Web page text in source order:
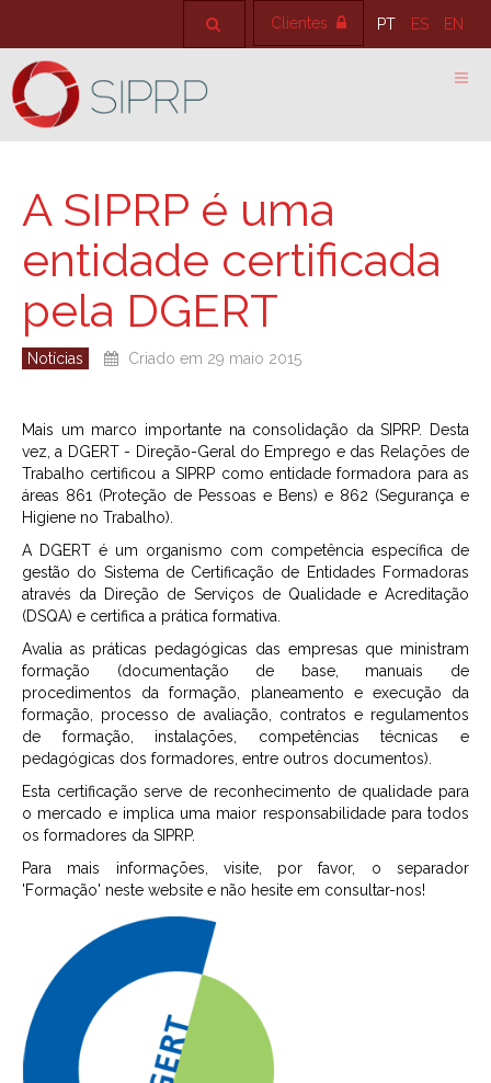
PT ES EN
Clientes
A SIPRP é uma
entidade certificada
pela DGERT
Notícias Criado em 29 maio 2015
Mais um marco importante na consolidação da SIPRP. Desta
vez, a DGERT - Direção-Geral do Emprego e das Relações de
Trabalho certificou a SIPRP como entidade formadora para as
áreas 861 (Proteção de Pessoas e Bens) e 862 (Segurança e
Higiene no Trabalho).
A DGERT é um organismo com competência específica de
gestão do Sistema de Certificação de Entidades Formadoras
através da Direção de Serviços de Qualidade e Acreditação
(DSQA) e certifica a prática formativa.
Avalia as práticas pedagógicas das empresas que ministram
formação (documentação de base, manuais de
procedimentos da formação, planeamento e execução da
formação, processo de avaliação, contratos e regulamentos
de formação, instalações, competências técnicas e
pedagógicas dos formadores, entre outros documentos).
Esta certificação serve de reconhecimento de qualidade para
o mercado e implica uma maior responsabilidade para todos
os formadores da SIPRP.
Para mais informações, visite, por favor, o separador
'Formação' neste website e não hesite em consultar-nos!